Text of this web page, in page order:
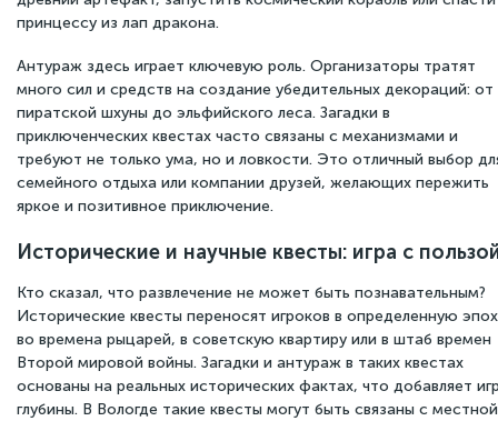
принцессу из лап дракона.
Антураж здесь играет ключевую роль. Организаторы тратят
много сил и средств на создание убедительных декораций: от
пиратской шхуны до эльфийского леса. Загадки в
приключенческих квестах часто связаны с механизмами и
требуют не только ума, но и ловкости. Это отличный выбор
семейного отдыха или компании друзей, желающих пережить
яркое и позитивное приключение.
Исторические и научные квесты: игра с
Кто сказал, что развлечение не может быть познавательным?
Исторические квесты переносят игроков в определенную
во времена рыцарей, в советскую квартиру или в штаб времен
Второй мировой войны. Загадки и антураж в таких квестах
основаны на реальных исторических фактах, что добавляет
глубины. В Вологде такие квесты могут быть связаны с местной